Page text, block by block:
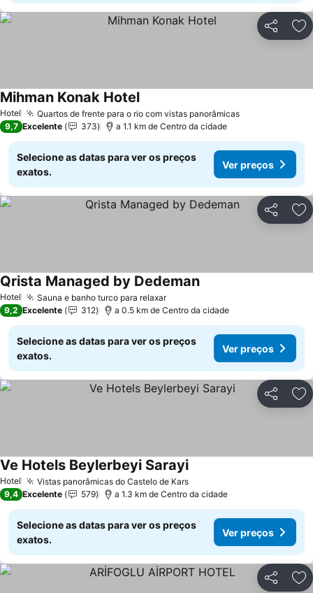
Partilhar
Hotel Quartos de frente para o rio com vistas panorâmicas
Mihman Konak Hotel
9,7 Excelente 373 a 1.1 km de Centro da cidade
Selecione as datas para ver os preços
exatos.
Ver preços
Partilhar
Hotel Sauna e banho turco para relaxar
Qrista Managed by Dedeman
9,2 Excelente 312 a 0.5 km de Centro da cidade
Selecione as datas para ver os preços
exatos.
Ver preços
Partilhar
Hotel Vistas panorâmicas do Castelo de Kars
Ve Hotels Beylerbeyi Sarayi
9,4 Excelente 579 a 1.3 km de Centro da cidade
Selecione as datas para ver os preços
exatos.
Ver preços
Partilhar